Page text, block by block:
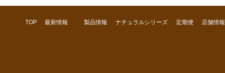
TOP 最新情報 製品情報 ナチュラルシリーズ 定期便 店舗情報